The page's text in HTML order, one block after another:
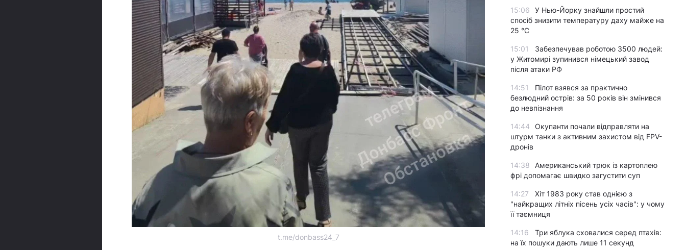
t.me/donbass24_7
15:06
У Нью-Йорку знайшли простий
спосіб знизити температуру даху майже на
25 °C
15:01
Забезпечував роботою 3500 людей:
у Житомирі зупинився німецький завод
після атаки РФ
14:51
Пілот взявся за практично
безлюдний острів: за 50 років він змінився
до невпізнання
14:44
Окупанти почали відправляти на
штурм танки з активним захистом від FPV-
дронів
14:38
Американський трюк із картоплею
фрі допомагає швидко загустити суп
14:27
Хіт 1983 року став однією з
"найкращих літніх пісень усіх часів": у чому
її таємниця
14:16
Три яблука сховалися серед птахів:
на їх пошуки дають лише 11 секунд